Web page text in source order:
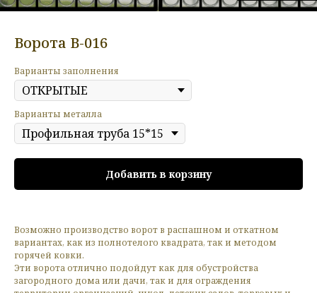
Ворота В-016
Варианты заполнения
Варианты металла
Добавить в корзину
Возможно производство ворот в распашном и откатном
вариантах, как из полнотелого квадрата, так и методом
горячей ковки.
Эти ворота отлично подойдут как для обустройства
загородного дома или дачи, так и для ограждения